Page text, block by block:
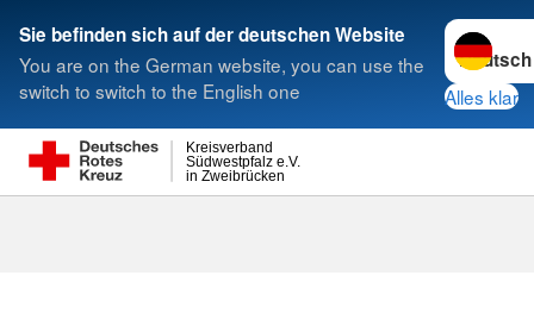
Sie befinden sich auf der deutschen Website
You are on the German website, you can use the
switch to switch to the English one
Sprache
Alles klar
in Zweibrücken
Südwestpfalz e.V.
Kreisverband
Suche